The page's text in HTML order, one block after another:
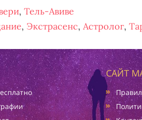
, Тель-Авиве
, Экстрасенс, Астролог,
САЙТ